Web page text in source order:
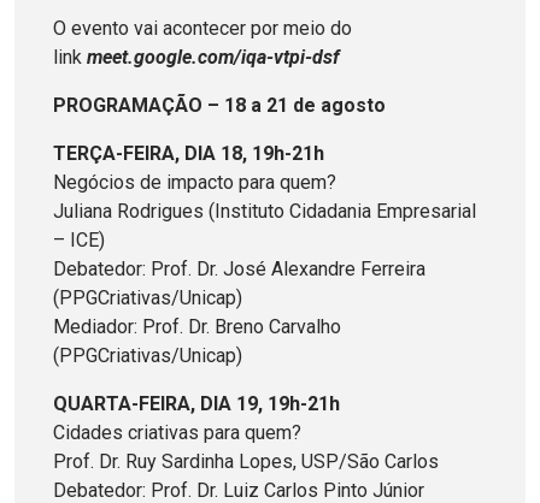
O evento vai acontecer por meio do
link meet.google.com/iqa-vtpi-dsf
PROGRAMAÇÃO – 18 a 21 de agosto
TERÇA-FEIRA, DIA 18, 19h-21h
Negócios de impacto para quem?
Juliana Rodrigues (Instituto Cidadania Empresarial
– ICE)
Debatedor: Prof. Dr. José Alexandre Ferreira
(PPGCriativas/Unicap)
Mediador: Prof. Dr. Breno Carvalho
(PPGCriativas/Unicap)
QUARTA-FEIRA, DIA 19, 19h-21h
Cidades criativas para quem?
Prof. Dr. Ruy Sardinha Lopes, USP/São Carlos
Debatedor: Prof. Dr. Luiz Carlos Pinto Júnior